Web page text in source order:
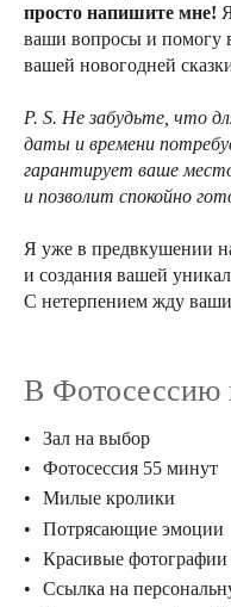
просто напишите мне!
ваши вопросы и помогу
вашей новогодней
P. S. Не забудьте, что
даты и времени
гарантирует ваше
и позволит спокойно
Я уже в предвкушении
и создания вашей
С нетерпением жду
В Фотосессию
Зал на выбор
Фотосессия 55 минут
Милые кролики
Потрясающие эмоции
Красивые фотографии
Ссылка на